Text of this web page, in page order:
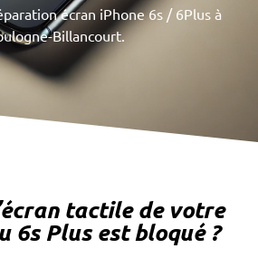
écran iPhone 6s / 6Plus à
Billancourt.
tactile de votre
6s Plus est bloqué ?